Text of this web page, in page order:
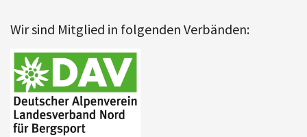
Wir sind Mitglied in folgenden Verbänden: